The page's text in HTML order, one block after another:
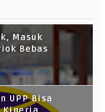
Masuk
Bebas
UPP Bisa